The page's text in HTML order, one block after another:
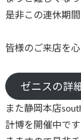
是非この連休期
皆様のご来店を
ゼニスの詳
また静岡本店
計博を開催中で